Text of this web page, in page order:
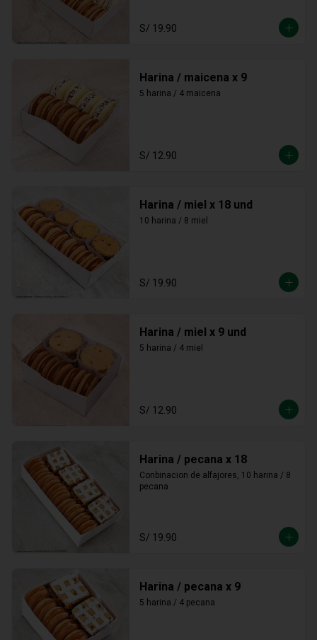
S/ 19.90
Harina / maicena x 9
5 harina / 4 maicena
S/ 12.90
Harina / miel x 18 und
10 harina / 8 miel
S/ 19.90
Harina / miel x 9 und
5 harina / 4 miel
S/ 12.90
Harina / pecana x 18
Conbinacion de alfajores, 10 harina / 8
pecana
S/ 19.90
Harina / pecana x 9
5 harina / 4 pecana